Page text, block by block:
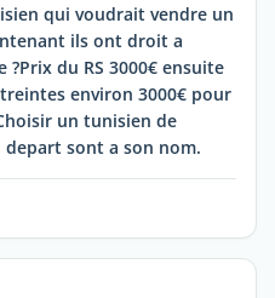
qui voudrait vendre un
ils ont droit a
du RS 3000€ ensuite
environ 3000€ pour
un tunisien de
depart sont a son nom.